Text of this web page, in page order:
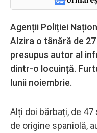
Agenții Poliției
Alzira o tânără de
presupus autor al
dintr-o locuință.
lunii noiembrie.
Alți doi bărbați, de 47
de origine spaniolă,